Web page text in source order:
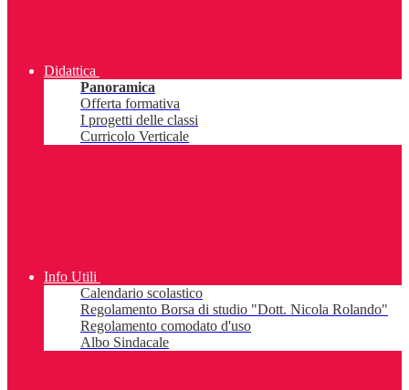
Didattica
Panoramica
Offerta formativa
I progetti delle classi
Curricolo Verticale
Info Utili
Calendario scolastico
Regolamento Borsa di studio "Dott. Nicola Rolando"
Regolamento comodato d'uso
Albo Sindacale